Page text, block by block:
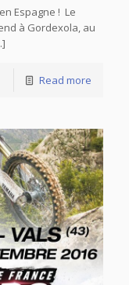
Espagne ! Le
à Gordexola, au
Read more